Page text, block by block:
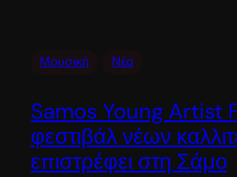
Μουσική Νέα
Samos Young Artist
φεστιβάλ νέων
επιστρέφει στη Σάμο